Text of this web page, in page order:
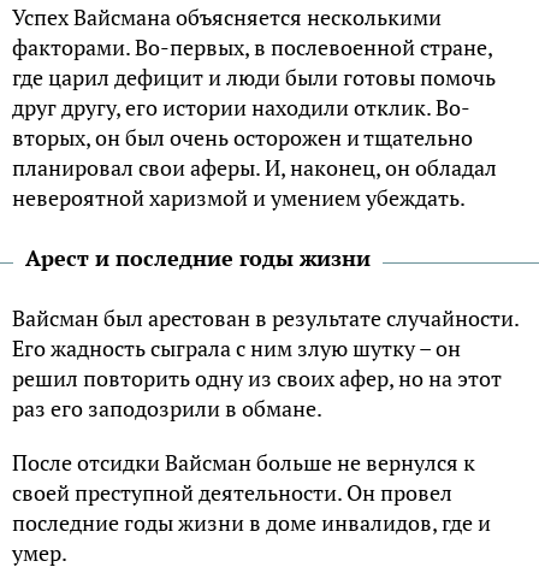
Успех Вайсмана объясняется несколькими
факторами. Во-первых, в послевоенной стране,
где царил дефицит и люди были готовы помочь
друг другу, его истории находили отклик. Во-
вторых, он был очень осторожен и тщательно
планировал свои аферы. И, наконец, он обладал
невероятной харизмой и умением убеждать.
Арест и последние годы жизни
Вайсман был арестован в результате случайности.
Его жадность сыграла с ним злую шутку – он
решил повторить одну из своих афер, но на этот
раз его заподозрили в обмане.
После отсидки Вайсман больше не вернулся к
своей преступной деятельности. Он провел
последние годы жизни в доме инвалидов, где и
умер.